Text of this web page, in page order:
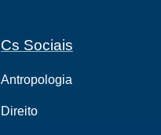
Cs Sociais
Antropologia
Direito